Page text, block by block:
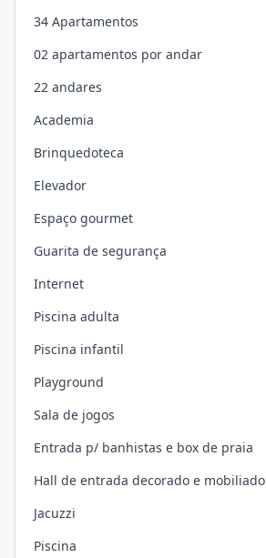
34 Apartamentos
02 apartamentos por andar
22 andares
Academia
Brinquedoteca
Elevador
Espaço gourmet
Guarita de segurança
Internet
Piscina adulta
Piscina infantil
Playground
Sala de jogos
Entrada p/ banhistas e box de praia
Hall de entrada decorado e mobiliado
Jacuzzi
Piscina